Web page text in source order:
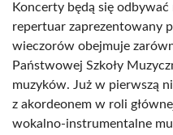
Koncerty będą się
repertuar zaprezentowany
wieczorów obejmuje
Państwowej Szkoły
muzyków. Już w pierwszą
z akordeonem w roli
wokalno-instrumentalne